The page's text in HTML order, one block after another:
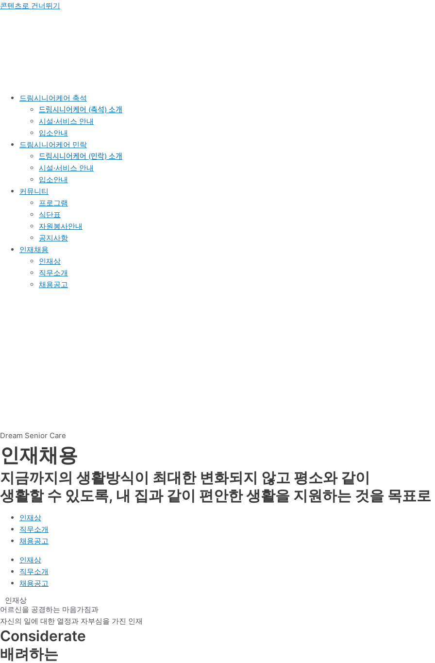
콘텐츠로 건너뛰기
드림시니어케어 축석
드림시니어케어 (축석) 소개
시설·서비스 안내
입소안내
드림시니어케어 민락
드림시니어케어 (민락) 소개
시설·서비스 안내
입소안내
커뮤니티
프로그램
식단표
자원봉사안내
공지사항
인재채용
인재상
직무소개
채용공고
Dream Senior Care
인재채용
지금까지의 생활방식이 최대한 변화되지 않고 평소와 같이
생활할 수 있도록, 내 집과 같이 편안한 생활을 지원하는 것을 목표
인재상
직무소개
채용공고
인재상
직무소개
채용공고
인재상
어르신을 공경하는 마음가짐과
자신의 일에 대한 열정과 자부심을 가진 인재
Considerate
배려하는